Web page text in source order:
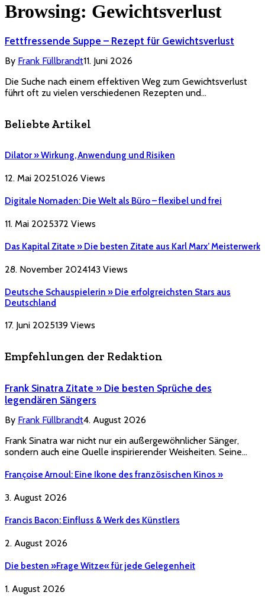
Browsing: Gewichtsverlust
Fettfressende Suppe – Rezept für Gewichtsverlust
By Frank Füllbrandt11. Juni 2026
Die Suche nach einem effektiven Weg zum Gewichtsverlust
führt oft zu vielen verschiedenen Rezepten und…
Beliebte Artikel
Dilator » Wirkung, Anwendung und Risiken
12. Mai 20251.026 Views
Digitale Nomaden: Die Welt als Büro – flexibel und frei
11. Mai 2025372 Views
Das Kapital Zitate » Die besten Zitate aus Karl Marx’ Meisterwerk
28. November 2024143 Views
Deutsche Schauspielerin » Die erfolgreichsten Stars aus
Deutschland
17. Juni 2025139 Views
Empfehlungen der Redaktion
Frank Sinatra Zitate » Die besten Sprüche des
legendären Sängers
By Frank Füllbrandt4. August 2026
Frank Sinatra war nicht nur ein außergewöhnlicher Sänger,
sondern auch eine Quelle inspirierender Weisheiten. Seine…
Françoise Arnoul: Eine Ikone des französischen Kinos »
3. August 2026
Francis Bacon: Einfluss & Werk des Künstlers
2. August 2026
Die besten »Frage Witze« für jede Gelegenheit
1. August 2026